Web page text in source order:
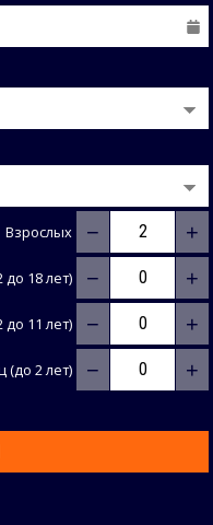
Взрослых − +
до 18 лет) − +
до 11 лет) − +
(до 2 лет) − +